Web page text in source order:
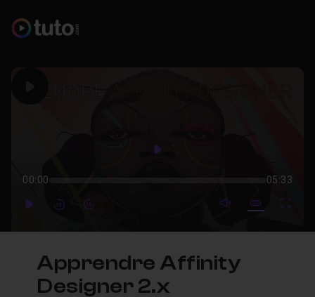
Play
00:00 05:33
PlayForwardForward mute video
Subtitles
Apprendre Affinity
Designer 2.x